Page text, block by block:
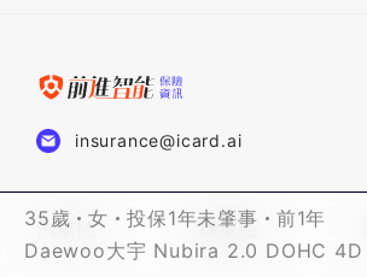
35歲 女 投保1年未肇事
前1年
Daewoo大宇 Nubira 2.0 DOHC 4D
insurance@icard.ai
汽車險 機車險